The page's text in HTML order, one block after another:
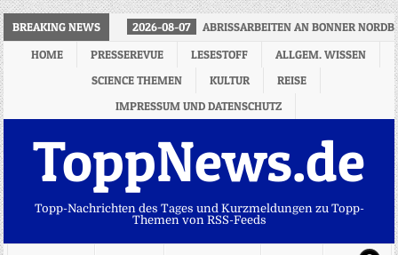
BREAKING NEWS 2026-08-07
ABRISSARBEITEN AN BONNER
HOME
PRESSEREVUE LESESTOFF
ALLGEM. WISSEN
SCIENCE THEMEN
KULTUR
REISE
IMPRESSUM UND DATENSCHUTZ
ToppNews.de
Topp-Nachrichten des Tages und Kurzmeldungen zu Topp-
Themen von RSS-Feeds